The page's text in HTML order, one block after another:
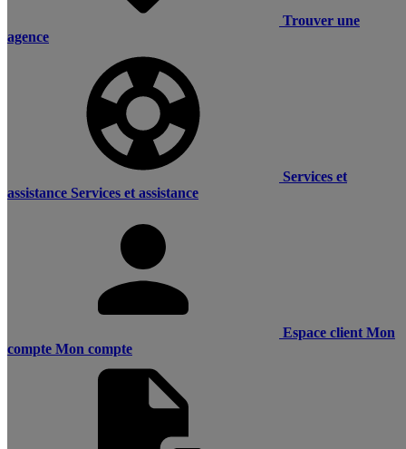
Trouver une
agence
Services et
assistance Services et assistance
Espace client Mon
compte Mon compte